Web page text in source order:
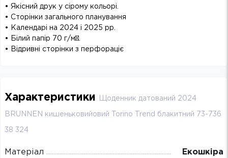
• Якісний друк у сірому кольорі.
• Сторінки загального планування
• Календарі на 2024 і 2025 рр.
• Білий папір 70 г/м².
• Відривні сторінки з перфораціє
Характеристики Щоденник датований 2024
BRUNNEN кишеньковийовий Torino Trend блакитний 73-736
38 324
Матеріал Екошкіра